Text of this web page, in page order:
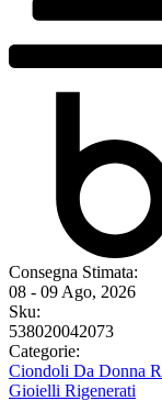
Consegna Stimata:
08 - 09 Ago, 2026
Sku:
538020042073
Categorie:
Ciondoli Da Donna
Gioielli Rigenerati